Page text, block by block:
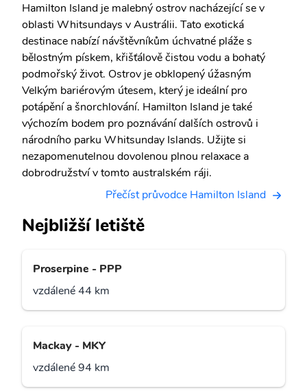
Hamilton Island je malebný ostrov nacházející se v
oblasti Whitsundays v Austrálii. Tato exotická
destinace nabízí návštěvníkům úchvatné pláže s
bělostným pískem, křišťálově čistou vodu a bohatý
podmořský život. Ostrov je obklopený úžasným
Velkým bariérovým útesem, který je ideální pro
potápění a šnorchlování. Hamilton Island je také
výchozím bodem pro poznávání dalších ostrovů i
národního parku Whitsunday Islands. Užijte si
nezapomenutelnou dovolenou plnou relaxace a
dobrodružství v tomto australském ráji.
Přečíst průvodce Hamilton Island
Nejbližší letiště
Proserpine - PPP
vzdálené 44 km
Mackay - MKY
vzdálené 94 km